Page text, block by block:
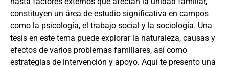
constituyen un área de estudio significativa en campos
como la psicología, el trabajo social y la sociología. Una
tesis en este tema puede explorar la naturaleza, causas y
efectos de varios problemas familiares, así como
estrategias de intervención y apoyo. Aquí te presento una